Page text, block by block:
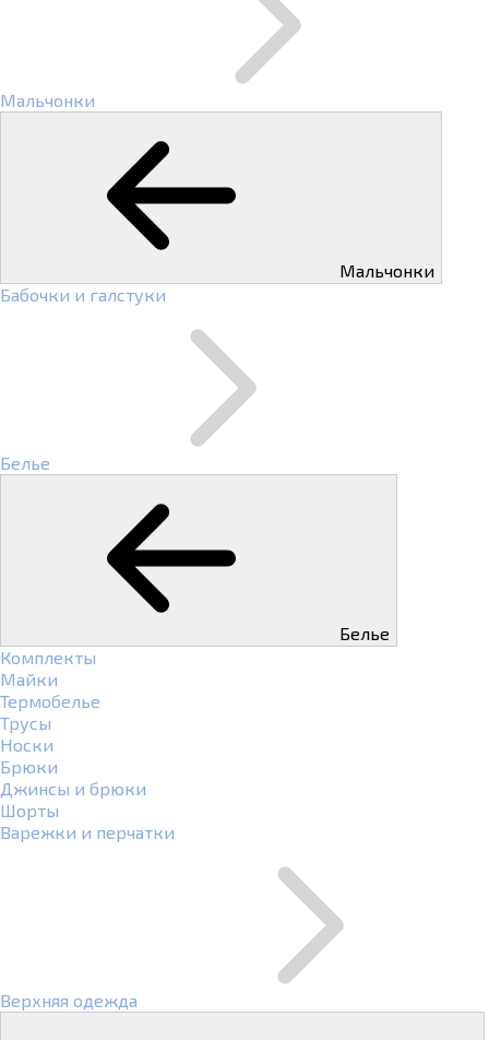
Мальчонки
Мальчонки
Бабочки и галстуки
Белье
Белье
Комплекты
Майки
Термобелье
Трусы
Носки
Брюки
Джинсы и брюки
Шорты
Варежки и перчатки
Верхняя одежда